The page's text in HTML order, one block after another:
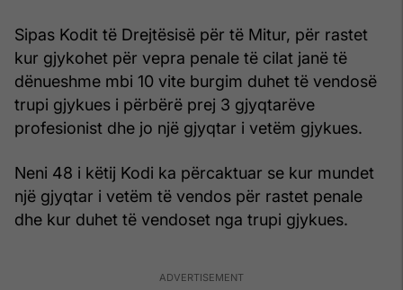
Sipas Kodit të Drejtësisë për të Mitur, për rastet
kur gjykohet për vepra penale të cilat janë të
dënueshme mbi 10 vite burgim duhet të vendosë
trupi gjykues i përbërë prej 3 gjyqtarëve
profesionist dhe jo një gjyqtar i vetëm gjykues.
Neni 48 i këtij Kodi ka përcaktuar se kur mundet
një gjyqtar i vetëm të vendos për rastet penale
dhe kur duhet të vendoset nga trupi gjykues.